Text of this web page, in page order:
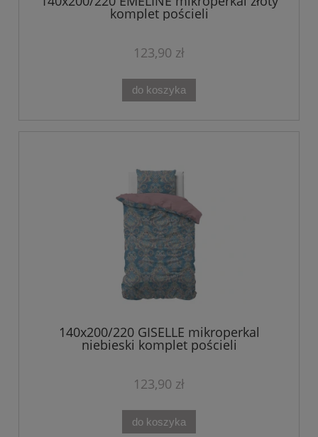
komplet pościeli
123,90 zł
do koszyka
140x200/220 GISELLE mikroperkal
niebieski komplet pościeli
123,90 zł
do koszyka